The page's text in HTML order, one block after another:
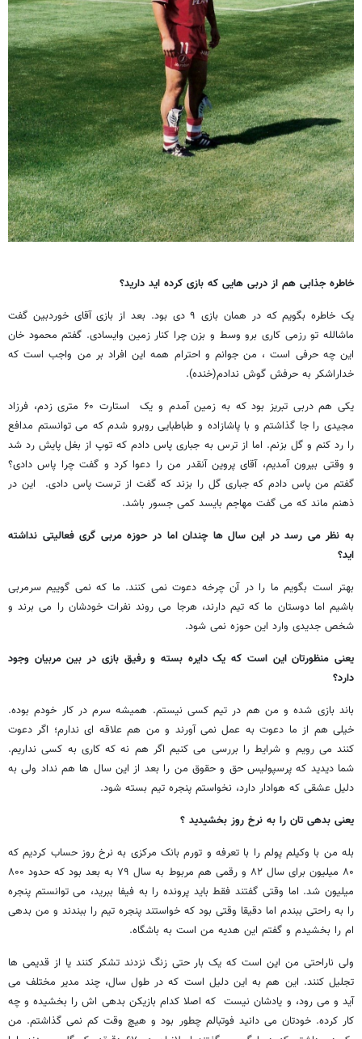
خاطره جذابی هم از دربی هایی که بازی کرده اید دارید؟
یک خاطره بگویم که در همان بازی ۹ دی بود. بعد از بازی آقای خوردبین گفت
ماشالله تو رزمی کاری برو وسط و بزن چرا کنار زمین وایسادی. گفتم محمود خان
این چه حرفی است ، من جوانم و احترام همه این افراد بر من واجب است که
خداراشکر به حرفش گوش ندادم(خنده).
یکی هم دربی تبریز بود که به زمین آمدم و یک استارت ۶۰ متری زدم، فرزاد
مجیدی را جا گذاشتم و با پاشازاده و طباطبایی روبرو شدم که می توانستم مدافع
را رد کنم و گل بزنم. اما از ترس به جباری پاس دادم که توپ از بغل پایش رد شد
و وقتی بیرون آمدیم، آقای پروین آنقدر من را دعوا کرد و گفت چرا پاس دادی؟
گفتم من پاس دادم که جباری گل را بزند که گفت از ترست پاس دادی. این در
ذهنم ماند که می گفت مهاجم بایسد کمی جسور باشد.
به نظر می رسد در این سال ها چندان اما در حوزه مربی گری فعالیتی نداشته
اید؟
بهتر است بگویم ما را در آن چرخه دعوت نمی کنند. ما که نمی گوییم سرمربی
باشیم اما دوستان ما که تیم دارند، هرجا می روند نفرات خودشان را می برند و
شخص جدیدی وارد این حوزه نمی شود.
یعنی منظورتان این است که یک دایره بسته و رفیق بازی در بین مربیان وجود
دارد؟
باند بازی شده و من هم در تیم کسی نیستم. همیشه سرم در کار خودم بوده.
خیلی هم از ما دعوت به عمل نمی آورند و من هم علاقه ای ندارم؛ اگر دعوت
کنند می رویم و شرایط را بررسی می کنیم اگر هم نه که کاری به کسی نداریم.
شما دیدید که پرسپولیس حق و حقوق من را بعد از این سال ها هم نداد ولی به
دلیل عشقی که هوادار دارد، نخواستم پنجره تیم بسته شود.
یعنی بدهی تان را به نرخ روز بخشیدید ؟
بله من با وکیلم پولم را با تعرفه و تورم بانک مرکزی به نرخ روز حساب کردیم که
۸۰ میلیون برای سال ۸۲ و رقمی هم مربوط به سال ۷۹ به بعد بود که حدود ۸۰۰
میلیون شد. اما وقتی گفتند فقط باید پرونده را به فیفا ببرید، می توانستم پنجره
را به راحتی ببندم اما دقیقا وقتی بود که خواستند پنجره تیم را ببندند و من بدهی
ام را بخشیدم و گفتم این هدیه من است به باشگاه.
ولی ناراحتی من این است که یک بار حتی زنگ نزدند تشکر کنند یا از قدیمی ها
تجلیل کنند. این هم به این دلیل است که در طول سال، چند مدیر مختلف می
آید و می رود، و یادشان نیست که اصلا کدام بازیکن بدهی اش را بخشیده و چه
کار کرده. خودتان می دانید فوتبالم چطور بود و هیچ وقت کم نمی گذاشتم. من